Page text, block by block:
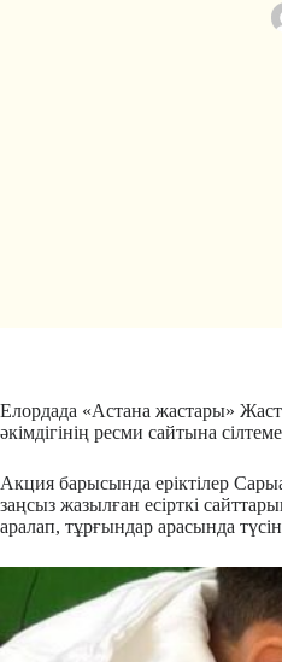
Елордада «Астана жастары»
әкімдігінің ресми сайтына
Акция барысында еріктілер
заңсыз жазылған есірткі
аралап, тұрғындар арасында